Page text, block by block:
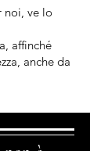
noi, ve lo
affinché
anche da